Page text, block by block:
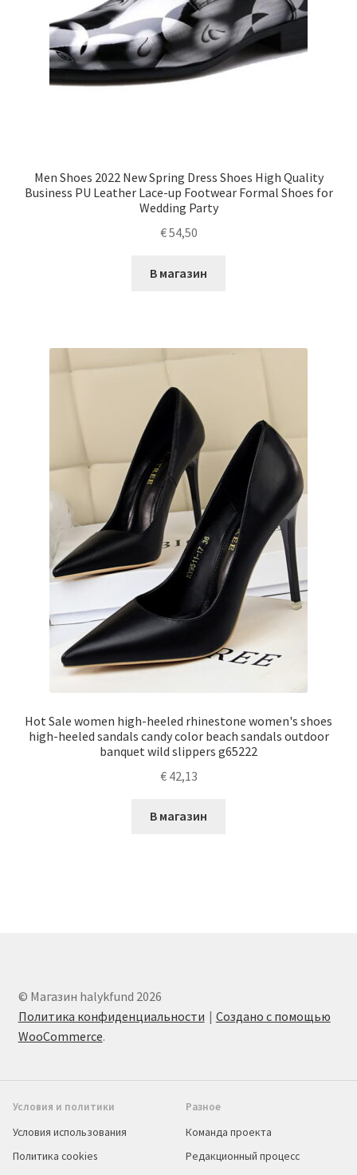
Men Shoes 2022 New Spring Dress Shoes High Quality
Business PU Leather Lace-up Footwear Formal Shoes for
Wedding Party
€54,50
В магазин
Hot Sale women high-heeled rhinestone women's shoes
high-heeled sandals candy color beach sandals outdoor
banquet wild slippers g65222
€42,13
В магазин
© Магазин halykfund 2026
Политика конфиденциальности
Создано с помощью
WooCommerce.
Условия и политики
Условия использования
Политика cookies
Разное
Команда проекта
Редакционный процесс